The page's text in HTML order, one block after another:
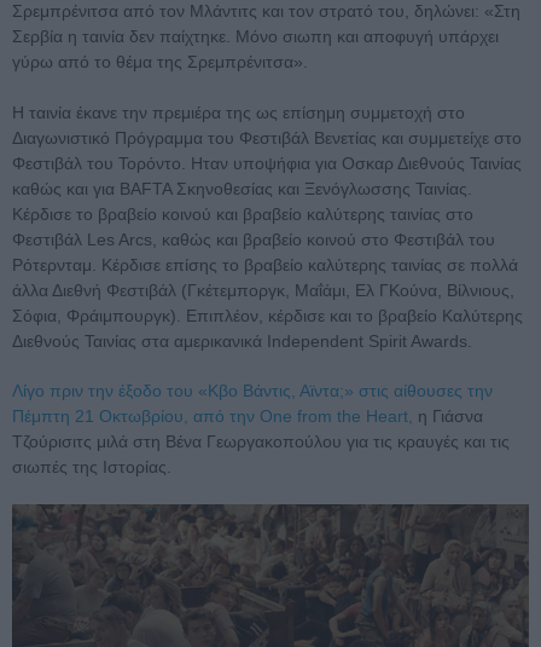
Σρεμπρένιτσα από τον Μλάντιτς και τον στρατό του, δηλώνει: «Στη
Σερβία η ταινία δεν παίχτηκε. Μόνο σιωπη και αποφυγή υπάρχει
γύρω από το θέμα της Σρεμπρένιτσα».
Η ταινία έκανε την πρεμιέρα της ως επίσημη συμμετοχή στο
Διαγωνιστικό Πρόγραμμα του Φεστιβάλ Βενετίας και συμμετείχε στο
Φεστιβάλ του Τορόντο. Ηταν υποψήφια για Οσκαρ Διεθνούς Ταινίας
καθώς και για BAFTA Σκηνοθεσίας και Ξενόγλωσσης Ταινίας.
Κέρδισε το βραβείο κοινού και βραβείο καλύτερης ταινίας στο
Φεστιβάλ Les Arcs, καθώς και βραβείο κοινού στο Φεστιβάλ του
Ρότερνταμ. Κέρδισε επίσης το βραβείο καλύτερης ταινίας σε πολλά
άλλα Διεθνή Φεστιβάλ (Γκέτεμποργκ, Μαΐάμι, Ελ ΓΚούνα, Βίλνιους,
Σόφια, Φράιμπουργκ). Επιπλέον, κέρδισε και το βραβείο Καλύτερης
Διεθνούς Ταινίας στα αμερικανικά Independent Spirit Awards.
Λίγο πριν την έξοδο του «Κβο Βάντις, Αϊντα;» στις αίθουσες την
Πέμπτη 21 Οκτωβρίου, από την One from the Heart, η Γιάσνα
Τζούρισιτς μιλά στη Βένα Γεωργακοπούλου για τις κραυγές και τις
σιωπές της Ιστορίας.